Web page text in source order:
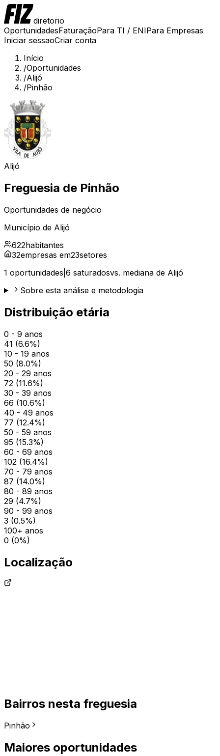
diretorio
OportunidadesFaturaçãoPara TI / ENIPara Empresas
Iniciar sessaoCriar conta
Início
/Oportunidades
/Alijó
/Pinhão
Alijó
Freguesia de Pinhão
Oportunidades de negócio
Município de Alijó
622habitantes
32empresas em23setores
1 oportunidades 6 saturadosvs. mediana de Alijó
Sobre esta análise e metodologia
Distribuição etária
0 - 9 anos
41 (6.6%)
10 - 19 anos
50 (8.0%)
20 - 29 anos
72 (11.6%)
30 - 39 anos
66 (10.6%)
40 - 49 anos
77 (12.4%)
50 - 59 anos
95 (15.3%)
60 - 69 anos
102 (16.4%)
70 - 79 anos
87 (14.0%)
80 - 89 anos
29 (4.7%)
90 - 99 anos
3 (0.5%)
100+ anos
0 (0%)
Localização
Bairros nesta freguesia
Pinhão
Maiores oportunidades